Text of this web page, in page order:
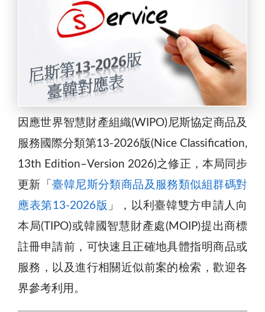
因應世界智慧財產組織(WIPO)尼斯協定商品及
服務國際分類第13-2026版(Nice Classification,
13th Edition–Version 2026)之修正，本局同步
更新「臺韓尼斯分類商品及服務類似組群碼對
應表第13-2026版 」，以利臺韓雙方申請人向
本局(TIPO)或韓國智慧財產處(MOIP)提出商標
註冊申請前，可快速且正確地具體指明商品或
服務，以及進行相關近似前案的檢索，歡迎各
界參考利用。